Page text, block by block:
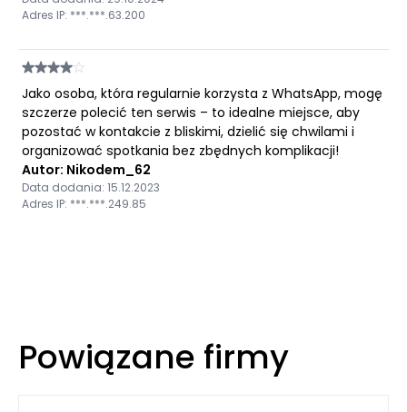
Adres IP: ***.***.63.200
Jako osoba, która regularnie korzysta z WhatsApp, mogę
szczerze polecić ten serwis – to idealne miejsce, aby
pozostać w kontakcie z bliskimi, dzielić się chwilami i
organizować spotkania bez zbędnych komplikacji!
Autor: Nikodem_62
Data dodania: 15.12.2023
Adres IP: ***.***.249.85
Powiązane firmy